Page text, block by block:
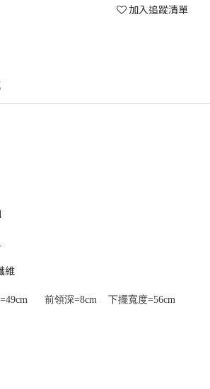
加入追蹤清單
維
=49cm 前領深=8cm 下擺寬度=56cm